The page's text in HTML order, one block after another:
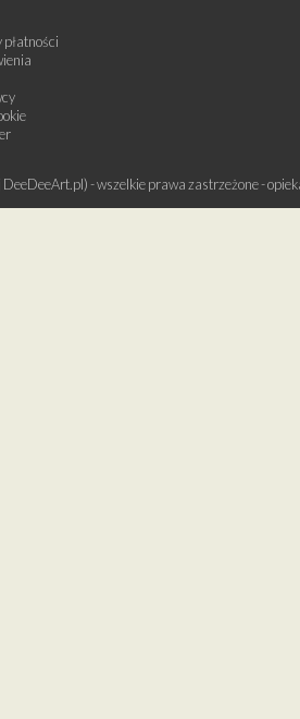
płatności
- wszelkie prawa zastrzeżone -